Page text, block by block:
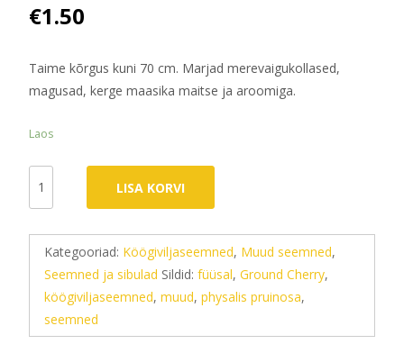
€1.50
Taime kõrgus kuni 70 cm. Marjad merevaigukollased,
magusad, kerge maasika maitse ja aroomiga.
Laos
0,2
kogus
LISA KORVI
Kategooriad: Köögiviljaseemned, Muud seemned,
Seemned ja sibulad Sildid: füüsal, Ground Cherry,
köögiviljaseemned, muud, physalis pruinosa,
seemned